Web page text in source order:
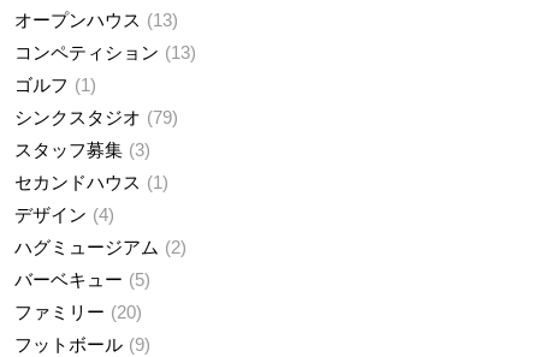
オープンハウス
13
コンペティション
13
ゴルフ
1
シンクスタジオ
79
スタッフ募集 3
セカンドハウス
1
デザイン
4
ハグミュージアム
2
バーベキュー
5
ファミリー
20
フットボール
9